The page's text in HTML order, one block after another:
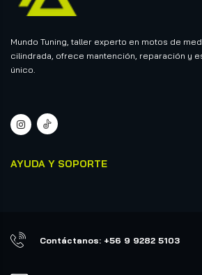
Mundo Tuning, taller experto en motos de
cilindrada, ofrece mantención, reparación y
único.
AYUDA Y SOPORTE
Contáctanos: +56 9 9282 5103